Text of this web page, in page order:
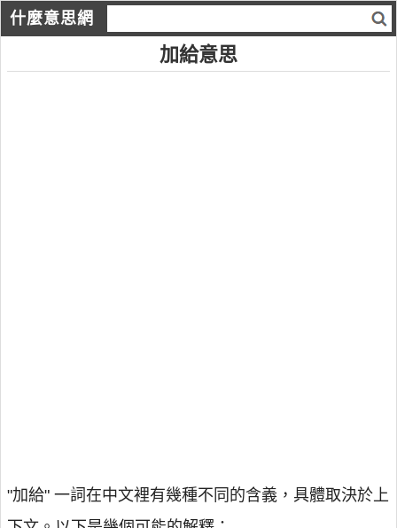
什麼意思網
加給意思
"加給" 一詞在中文裡有幾種不同的含義，具體取決於上